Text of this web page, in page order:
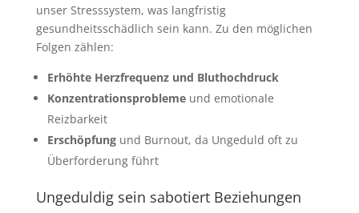
unser Stresssystem, was langfristig
gesundheitsschädlich sein kann. Zu den möglichen
Folgen zählen:
Erhöhte Herzfrequenz und Bluthochdruck
Konzentrationsproblemeund emotionale
Reizbarkeit
Erschöpfungund Burnout, da Ungeduld oft zu
Überforderung führt
Ungeduldig sein sabotiert Beziehungen